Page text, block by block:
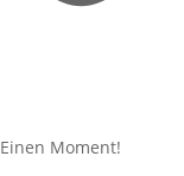
Einen Moment!